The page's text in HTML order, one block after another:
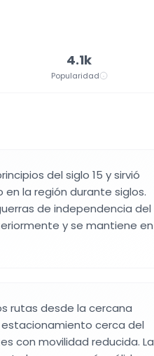
4.1k
Popularidad
del siglo 15 y sirvió
la región durante siglos.
de independencia del
y se mantiene en
rutas desde la cercana
cerca del
con movilidad reducida. La